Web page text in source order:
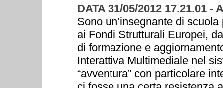
DATA 31/05/2012 17.21.01 -
Sono un’insegnante di
ai Fondi Strutturali Europei,
di formazione e
Interattiva Multimediale nel
“avventura” con particolare